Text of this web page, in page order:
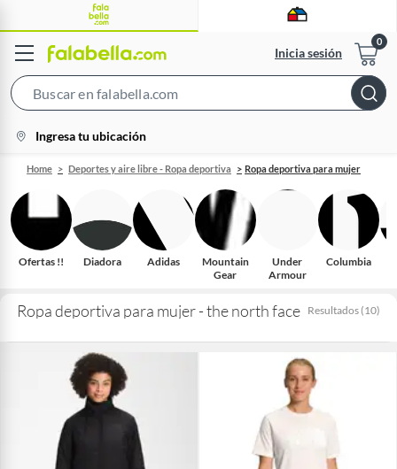
Inicia sesión
Bar
location-
icon
Ingresa tu ubicación
Home Deportes y aire libre - Ropa deportiva Ropa deportiva para mujer
Ofertas !! Diadora Adidas
Mountain
Gear
Under
Armour
Columbia
Ropa deportiva para mujer - the north face Resultados (10)